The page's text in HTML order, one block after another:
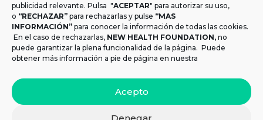
publicidad relevante. Pulsa "ACEPTAR" para autorizar su uso,
o “RECHAZAR” para rechazarlas y pulse “MAS
INFORMACIÓN” para conocer la información de todas las cookies.
En el caso de rechazarlas, NEW HEALTH FOUNDATION, no
puede garantizar la plena funcionalidad de la página. Puede
obtener más información a pie de página en nuestra
Acepto
Denegar
 Dónde estamos
Calle Monsalves 35 Local 2. 41001, Sevilla.
España
 Email
info@newhealthfoundation.org